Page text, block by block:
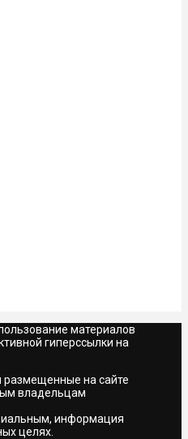
материалов
гиперссылки на
размещенные на сайте
владельцам
информация
целях.